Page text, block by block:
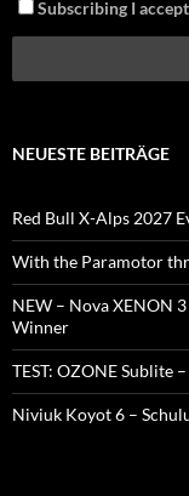
Subscribing I
NEUESTE BEITRÄGE
Red Bull X-Alps 2027
With the Paramotor
NEW – Nova XENON
Winner
TEST: OZONE Sublite
Niviuk Koyot 6 –